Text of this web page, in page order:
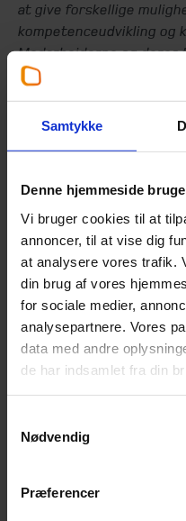
Samtykke
Denne hjemmeside
Vi bruger cookies til at
annoncer, til at vise dig
at analysere vores trafik.
din brug af vores
for sociale medier,
analysepartnere. Vores
data med andre
de har indsamlet fra din
Nødvendig
Præferencer
at give forskellige
kompetenceudvikling og
Medarbejderne og
vigtigste forudsætning
samt ambition om at
vores medarbejdere for
Fakta om
bedste
Great Place to Work®
arbejdspladser® inden
mellemstore og store
kategorien ”Store
kategori. Tidligere har
vundet specialprisen